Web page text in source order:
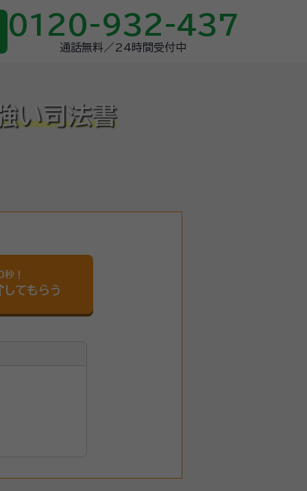
0120-932-437
通話無料／24時間受付中
い司法書
！
してもらう